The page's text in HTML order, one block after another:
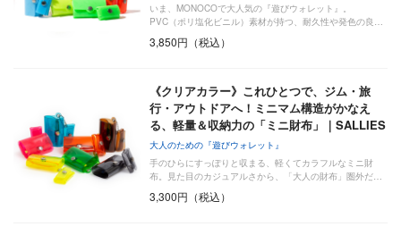
いま、MONOCOで大人気の『遊びウォレット』。
PVC（ポリ塩化ビニル）素材が持つ、耐久性や発色の良…
3,850円（税込）
《クリアカラー》これひとつで、ジム・旅
行・アウトドアへ！ミニマム構造がかなえ
る、軽量＆収納力の「ミニ財布」｜SALLIES
大人のための『遊びウォレット』
手のひらにすっぽりと収まる、軽くてカラフルなミニ財
布。見た目のカジュアルさから、「大人の財布」圏外だ…
3,300円（税込）